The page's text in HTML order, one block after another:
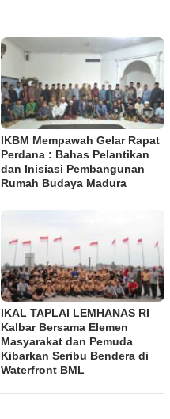
IKBM Mempawah Gelar Rapat
Perdana : Bahas Pelantikan
dan Inisiasi Pembangunan
Rumah Budaya Madura
IKAL TAPLAI LEMHANAS RI
Kalbar Bersama Elemen
Masyarakat dan Pemuda
Kibarkan Seribu Bendera di
Waterfront BML